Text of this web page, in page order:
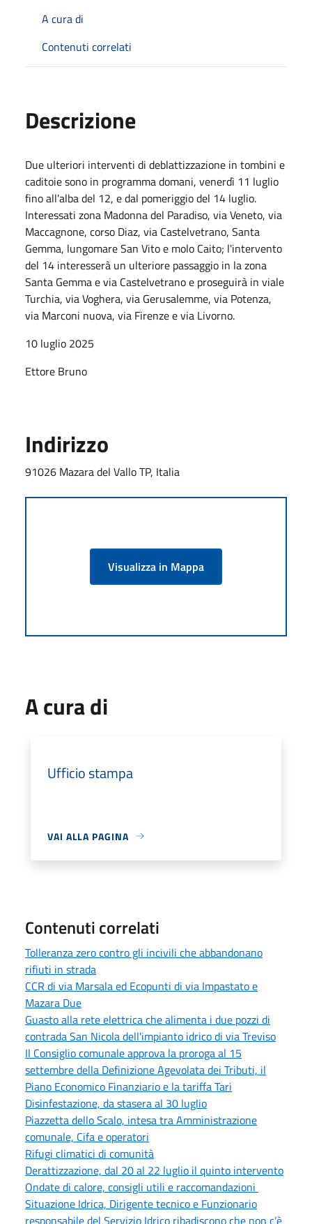
A cura di
Contenuti correlati
Descrizione
Due ulteriori interventi di deblattizzazione in tombini e
caditoie sono in programma domani, venerdì 11 luglio
fino all'alba del 12, e dal pomeriggio del 14 luglio.
Interessati zona Madonna del Paradiso, via Veneto, via
Maccagnone, corso Diaz, via Castelvetrano, Santa
Gemma, lungomare San Vito e molo Caito; l'intervento
del 14 interesserà un ulteriore passaggio in la zona
Santa Gemma e via Castelvetrano e proseguirà in viale
Turchia, via Voghera, via Gerusalemme, via Potenza,
via Marconi nuova, via Firenze e via Livorno.
10 luglio 2025
Ettore Bruno
Indirizzo
91026 Mazara del Vallo TP, Italia
Visualizza in Mappa
A cura di
Ufficio stampa
VAI ALLA PAGINA
Contenuti correlati
Tolleranza zero contro gli incivili che abbandonano
rifiuti in strada
CCR di via Marsala ed Ecopunti di via Impastato e
Mazara Due
Guasto alla rete elettrica che alimenta i due pozzi di
contrada San Nicola dell'impianto idrico di via Treviso
Il Consiglio comunale approva la proroga al 15
settembre della Definizione Agevolata dei Tributi, il
Piano Economico Finanziario e la tariffa Tari
Disinfestazione, da stasera al 30 luglio
Piazzetta dello Scalo, intesa tra Amministrazione
comunale, Cifa e operatori
Rifugi climatici di comunità
Derattizzazione, dal 20 al 22 luglio il quinto intervento
Ondate di calore, consigli utili e raccomandazioni
Situazione Idrica, Dirigente tecnico e Funzionario
responsabile del Servizio Idrico ribadiscono che non c’è